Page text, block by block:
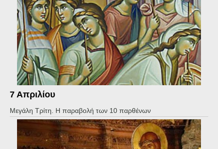
7 Απριλίου
Μεγάλη Τρίτη. Η παραβολή των 10 παρθένων